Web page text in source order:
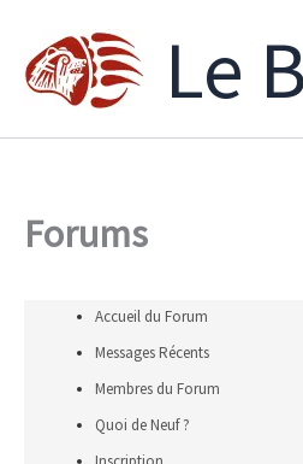
contenu
Le
Forums
Accueil du Forum
Messages Récents
Membres du Forum
Quoi de Neuf ?